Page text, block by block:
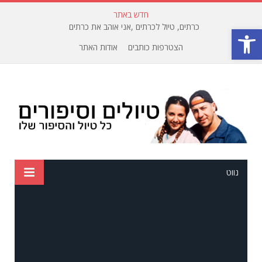
פתח סרגל נגישות
חדש באתר
כרתים, טיול לכרתים ,אני אוהב את כרתים
הצטרפות כותבים
אודות האתר
נווט